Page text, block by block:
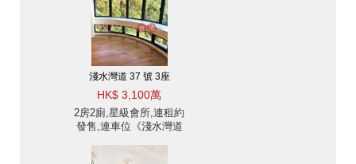
淺水灣道 37 號 3座
HK$ 3,100萬
2房2廁,星級會所,連租約
發售,連車位《淺水灣道